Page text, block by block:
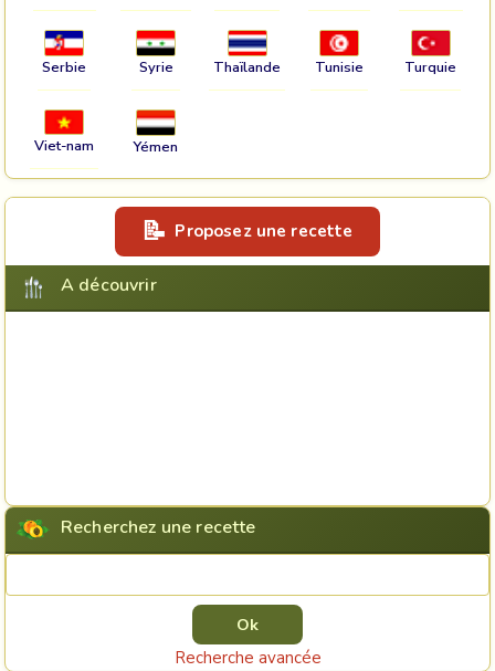
Serbie Syrie Thaïlande Tunisie Turquie
Viet-nam Yémen
Proposez une recette
A découvrir
Recherchez une recette
Recherche avancée